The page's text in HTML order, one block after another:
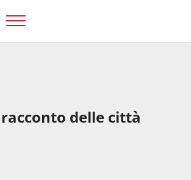
Firenze
Menu
delle città